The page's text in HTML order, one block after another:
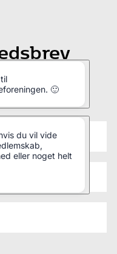
nyt fra